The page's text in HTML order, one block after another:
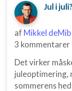
Jul i juli?
af Mikkel
3 kommentarer
Det virker
juleoptimering,
sommerens